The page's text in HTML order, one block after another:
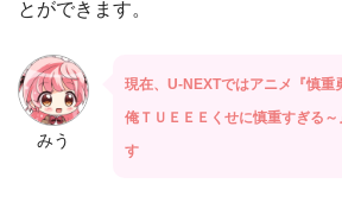
とができます。
みう
現在、U-NEXTではアニメ『慎重
俺ＴＵＥＥＥくせに慎重すぎる～
す